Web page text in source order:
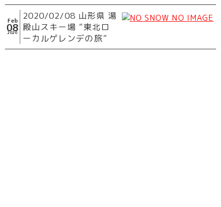
Feb
08
2020
2020/02/08 山形県 湯
殿山スキー場 ”東北ロ
ーカルゲレンデの旅”